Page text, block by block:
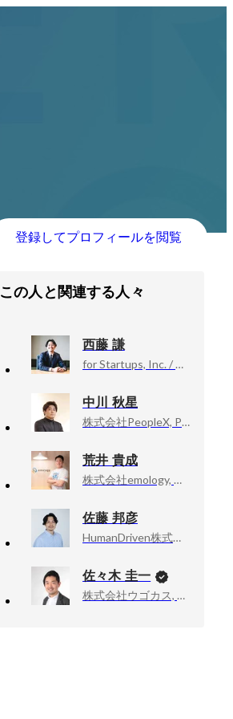
登録してプロフィールを閲覧
この人と関連する人々
西藤 謙
for Startups, Inc. / フォースタートアップス株式会社, ヒューマンキャピタリスト マネージャー
中川 秋星
株式会社PeopleX, PeopleAgent Head of Agent
荒井 貴成
株式会社emology, 代表取締役
佐藤 邦彦
HumanDriven株式会社, 代表取締役 CEO
佐々木 圭一
株式会社ウゴカス, 代表取締役